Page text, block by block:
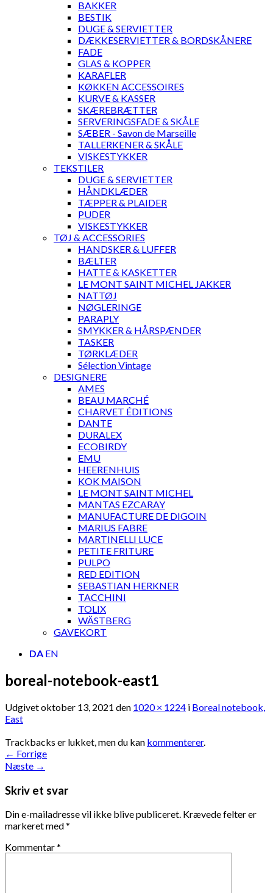
BAKKER
BESTIK
DUGE & SERVIETTER
DÆKKESERVIETTER & BORDSKÅNERE
FADE
GLAS & KOPPER
KARAFLER
KØKKEN ACCESSOIRES
KURVE & KASSER
SKÆREBRÆTTER
SERVERINGSFADE & SKÅLE
SÆBER - Savon de Marseille
TALLERKENER & SKÅLE
VISKESTYKKER
TEKSTILER
DUGE & SERVIETTER
HÅNDKLÆDER
TÆPPER & PLAIDER
PUDER
VISKESTYKKER
TØJ & ACCESSORIES
HANDSKER & LUFFER
BÆLTER
HATTE & KASKETTER
LE MONT SAINT MICHEL JAKKER
NATTØJ
NØGLERINGE
PARAPLY
SMYKKER & HÅRSPÆNDER
TASKER
TØRKLÆDER
Sélection Vintage
DESIGNERE
AMES
BEAU MARCHÉ
CHARVET ÉDITIONS
DANTE
DURALEX
ECOBIRDY
EMU
HEERENHUIS
KOK MAISON
LE MONT SAINT MICHEL
MANTAS EZCARAY
MANUFACTURE DE DIGOIN
MARIUS FABRE
MARTINELLI LUCE
PETITE FRITURE
PULPO
RED EDITION
SEBASTIAN HERKNER
TACCHINI
TOLIX
WÄSTBERG
GAVEKORT
DA EN
boreal-notebook-east1
Udgivetoktober 13, 2021 den 1020 × 1224 i Boreal notebook,
East
Trackbacks er lukket, men du kan kommenterer.
← Forrige
Næste →
Skriv et svar
Din e-mailadresse vil ikke blive publiceret. Krævede felter er
markeret med*
Kommentar*